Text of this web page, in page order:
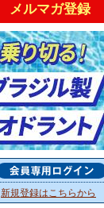
メルマガ登録
新規登録はこちらから